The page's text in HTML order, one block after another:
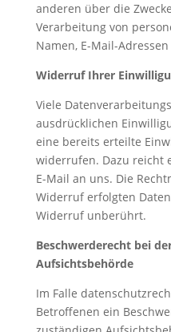
anderen über die
Verarbeitung von
Namen, E-Mail-
Widerruf Ihrer
Viele
ausdrücklichen
eine bereits erteilte
widerrufen. Dazu reicht
E-Mail an uns. Die
Widerruf erfolgten
Widerruf unberührt.
Beschwerderecht bei
Aufsichtsbehörde
Im Falle
Betroffenen ein